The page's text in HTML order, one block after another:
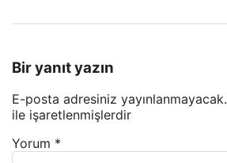
Bir yanıt yazın
E-posta adresiniz yayınlanmayacak.
ile işaretlenmişlerdir
Yorum *